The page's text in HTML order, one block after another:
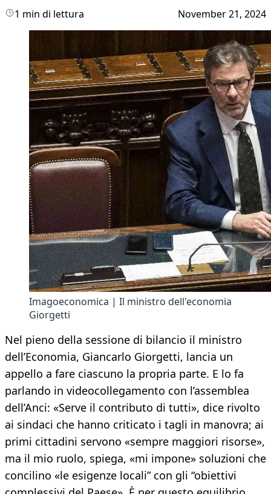
1 min di lettura November 21, 2024
Imagoeconomica | Il ministro dell'economia
Giorgetti
Nel pieno della sessione di bilancio il ministro
dell’Economia, Giancarlo Giorgetti, lancia un
appello a fare ciascuno la propria parte. E lo fa
parlando in videocollegamento con l’assemblea
dell’Anci: «Serve il contributo di tutti», dice rivolto
ai sindaci che hanno criticato i tagli in manovra; ai
primi cittadini servono «sempre maggiori risorse»,
ma il mio ruolo, spiega, «mi impone» soluzioni che
concilino «le esigenze locali” con gli “obiettivi